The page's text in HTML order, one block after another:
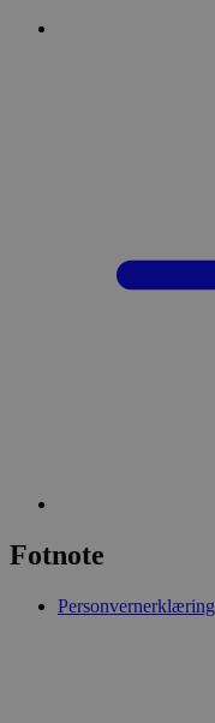
Fotnote
Personvernerklæring